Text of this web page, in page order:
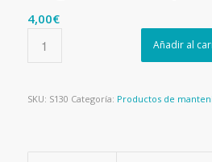
4,00€
Añadir al
SKU: S130 Categoría: Productos de